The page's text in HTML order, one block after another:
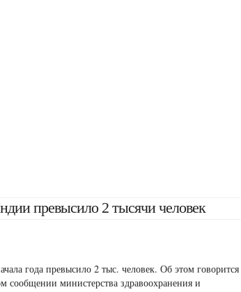
превысило 2 тысячи человек
года превысило 2 тыс. человек. Об этом говорится
министерства здравоохранения и